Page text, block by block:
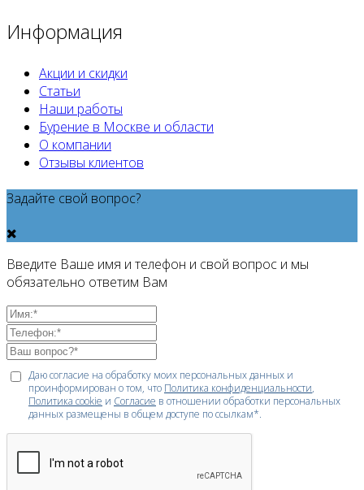
Информация
Акции и скидки
Статьи
Наши работы
Бурение в Москве и области
О компании
Отзывы клиентов
Задайте свой вопрос?
Введите Ваше имя и телефон и свой вопрос и мы
обязательно ответим Вам
Даю согласие на обработку моих персональных данных и
проинформирован о том, что Политика конфиденциальности,
Политика cookie и Согласие в отношении обработки персональных
данных размещены в общем доступе по ссылкам*.